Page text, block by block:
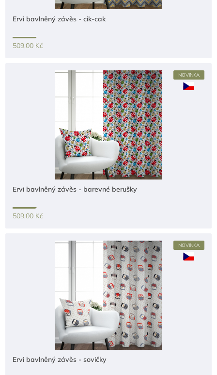
Ervi bavlněný závěs - cik-cak
509,00 Kč
NOVINKA
Ervi bavlněný závěs - barevné berušky
509,00 Kč
NOVINKA
Ervi bavlněný závěs - sovičky